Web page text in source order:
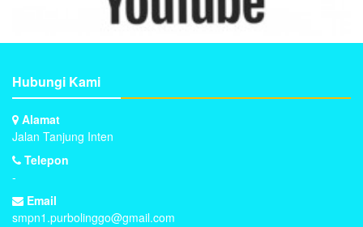
Hubungi Kami
Alamat
Jalan Tanjung Inten
Telepon
-
Email
smpn1.purbolinggo@gmail.com